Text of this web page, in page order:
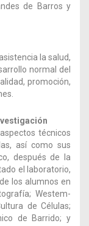
de Barros y
la salud,
normal del
promoción,
técnicos
así como sus
después de la
el laboratorio,
los alumnos en
Westem-
de Células;
de Barrido; y